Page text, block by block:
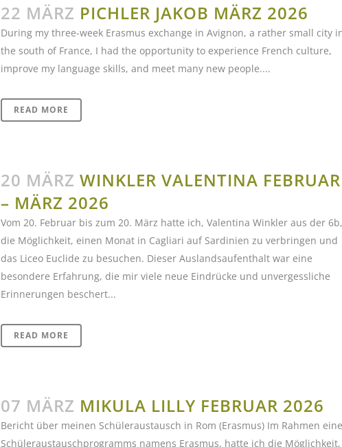
22 MÄRZ PICHLER JAKOB MÄRZ 2026
During my three-week Erasmus exchange in Avignon, a rather small city
the south of France, I had the opportunity to experience French culture,
improve my language skills, and meet many new people....
READ MORE
20 MÄRZ WINKLER VALENTINA FEBRUAR
– MÄRZ 2026
Vom 20. Februar bis zum 20. März hatte ich, Valentina Winkler aus der 6b,
die Möglichkeit, einen Monat in Cagliari auf Sardinien zu verbringen und
das Liceo Euclide zu besuchen. Dieser Auslandsaufenthalt war eine
besondere Erfahrung, die mir viele neue Eindrücke und unvergessliche
Erinnerungen beschert...
READ MORE
07 MÄRZ MIKULA LILLY FEBRUAR 2026
Bericht über meinen Schüleraustausch in Rom (Erasmus) Im Rahmen
Schüleraustauschprogramms namens Erasmus, hatte ich die Möglichkeit,